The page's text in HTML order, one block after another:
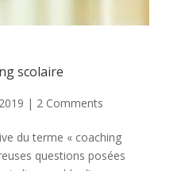
scolaire
| 2 Comments
du terme « coaching
questions posées